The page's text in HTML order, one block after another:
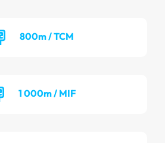
800m / TCM
1 000m / MIF